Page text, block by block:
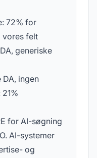
72% for
vores felt
generiske
DA, ingen
for AI-søgning
AI-systemer
og